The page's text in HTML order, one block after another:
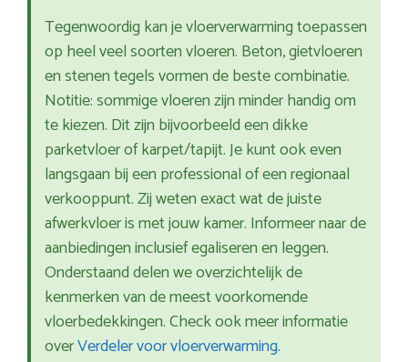
Tegenwoordig kan je vloerverwarming toepassen
op heel veel soorten vloeren. Beton, gietvloeren
en stenen tegels vormen de beste combinatie.
Notitie: sommige vloeren zijn minder handig om
te kiezen. Dit zijn bijvoorbeeld een dikke
parketvloer of karpet/tapijt. Je kunt ook even
langsgaan bij een professional of een regionaal
verkooppunt. Zij weten exact wat de juiste
afwerkvloer is met jouw kamer. Informeer naar de
aanbiedingen inclusief egaliseren en leggen.
Onderstaand delen we overzichtelijk de
kenmerken van de meest voorkomende
vloerbedekkingen. Check ook meer informatie
overVerdeler voor vloerverwarming.